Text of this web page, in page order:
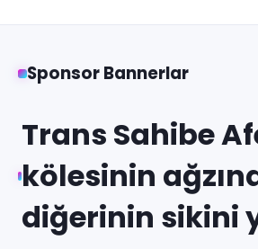
Sponsor Bannerlar
Trans Sahibe
kölesinin
diğerinin sikini